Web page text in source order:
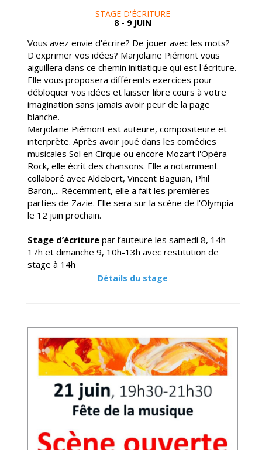
STAGE D'ÉCRITURE
8 - 9 JUIN
Vous avez envie d'écrire? De jouer avec les mots?
D'exprimer vos idées? Marjolaine Piémont vous
aiguillera dans ce chemin initiatique qui est l'écriture.
Elle vous proposera différents exercices pour
débloquer vos idées et laisser libre cours à votre
imagination sans jamais avoir peur de la page
blanche.
Marjolaine Piémont est auteure, compositeure et
interprète. Après avoir joué dans les comédies
musicales Sol en Cirque ou encore Mozart l'Opéra
Rock, elle écrit des chansons. Elle a notamment
collaboré avec Aldebert, Vincent Baguian, Phil
Baron,... Récemment, elle a fait les premières
parties de Zazie. Elle sera sur la scène de l'Olympia
le 12 juin prochain.
Stage d’écriture par l’auteure les samedi 8, 14h-
17h et dimanche 9, 10h-13h avec restitution de
stage à 14h
Détails du stage